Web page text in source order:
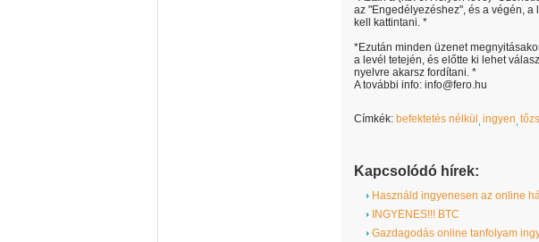
az "Engedélyezéshez", és a végén,
kell kattintani. *
*Ezután minden üzenet
a levél tetején, és előtte ki lehet
nyelvre akarsz fordítani. *
A további info: info@fero.hu
Címkék: befektetés nélkül ingyen
Kapcsolódó hírek:
Használd ingyenesen az online
INGYENES!!! BTC
Gazdagodás online tanfolyam